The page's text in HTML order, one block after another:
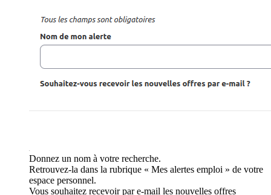
Donnez un nom à votre recherche.
Retrouvez-la dans la rubrique « Mes alertes emploi » de votre
espace personnel.
Vous souhaitez recevoir par e-mail les nouvelles offres